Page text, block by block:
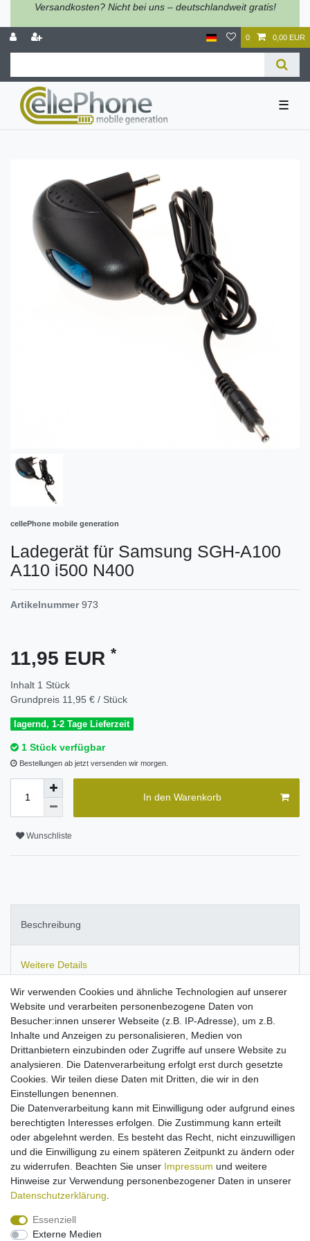
Versandkosten? Nicht bei uns – deutschlandweit gratis!
0 0,00 EUR
☰
cellePhone mobile generation
Ladegerät für Samsung SGH-A100
A110 i500 N400
Artikelnummer 973
11,95 EUR *
Inhalt 1 Stück
Grundpreis 11,95 € / Stück
lagernd, 1-2 Tage Lieferzeit
1 Stück verfügbar
Bestellungen ab jetzt versenden wir morgen.
In den Warenkorb
Wunschliste
Beschreibung
Weitere Details
Batterieentsorgung
Informationen zur Produktsicherheit
Passend fürSamsung SGH-A100, A110, i500, N400.
kompaktesReise-Ladegerätmit flexibler
Eingangsspannung
Input100-250V
Betriebs-LED
Kabellängeca. 1,20m
Wir verwenden Cookies und ähnliche Technologien auf unserer
Website und verarbeiten personenbezogene Daten von
Besucher:innen unserer Webseite (z.B. IP-Adresse), um z.B.
Inhalte und Anzeigen zu personalisieren, Medien von
Drittanbietern einzubinden oder Zugriffe auf unsere Website zu
analysieren. Die Datenverarbeitung erfolgt erst durch gesetzte
Cookies. Wir teilen diese Daten mit Dritten, die wir in den
Einstellungen benennen.
Die Datenverarbeitung kann mit Einwilligung oder aufgrund eines
berechtigten Interesses erfolgen. Die Zustimmung kann erteilt
oder abgelehnt werden. Es besteht das Recht, nicht einzuwilligen
und die Einwilligung zu einem späteren Zeitpunkt zu ändern oder
zu widerrufen. Beachten Sie unser Impressum und weitere
Hinweise zur Verwendung personenbezogener Daten in unserer
Daten­schutz­erklärung
Essenziell
Externe Medien